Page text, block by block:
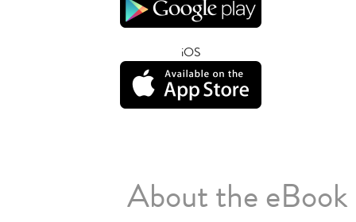
iOS
About the eBook